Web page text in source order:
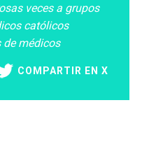
veces a grupos
católicos
médicos
COMPARTIR EN X